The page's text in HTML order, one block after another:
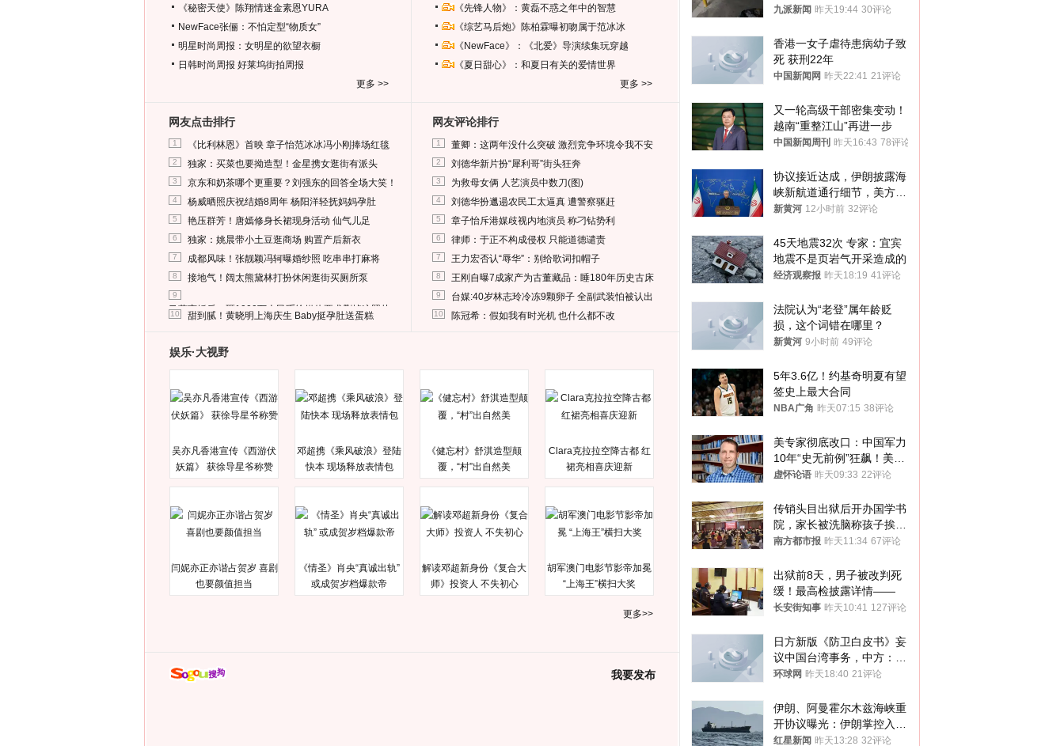
《秘密天使》陈翔情迷金素恩YURA
NewFace张俪：不怕定型“物质女”
明星时尚周报：女明星的欲望衣橱
日韩时尚周报 好莱坞街拍周报
更多 >>
《先锋人物》：黄磊不惑之年中的智慧
《综艺马后炮》陈柏霖曝初吻属于范冰冰
《NewFace》：《北爱》导演续集玩穿越
《夏日甜心》：和夏日有关的爱情世界
更多 >>
网友点击排行
1 《比利林恩》首映 章子怡范冰冰冯小刚捧场红毯
2 独家：买菜也要拗造型！金星携女逛街有派头
3 京东和奶茶哪个更重要？刘强东的回答全场大笑！
4 杨威晒照庆祝结婚8周年 杨阳洋轻抚妈妈孕肚
5 艳压群芳！唐嫣修身长裙现身活动 仙气儿足
6 独家：姚晨带小土豆逛商场 购置产后新衣
7 成都风味！张靓颖冯轲曝婚纱照 吃串串打麻将
8 接地气！阔太熊黛林打扮休闲逛街买厕所泵
9
马蓉离婚后，砸1000万人民币给媒体要求删掉这照片
10 甜到腻！黄晓明上海庆生 Baby挺孕肚送蛋糕
网友评论排行
1 董卿：这两年没什么突破 激烈竞争环境令我不安
2 刘德华新片扮“犀利哥”街头狂奔
3 为救母女俩 人艺演员中数刀(图)
4 刘德华扮邋遢农民工太逼真 遭警察驱赶
5 章子怡斥港媒歧视内地演员 称刁钻势利
6 律师：于正不构成侵权 只能道德谴责
7 王力宏否认“辱华”：别给歌词扣帽子
8 王刚自曝7成家产为古董藏品：睡180年历史古床
9 台媒:40岁林志玲冷冻9颗卵子 全副武装怕被认出
10 陈冠希：假如我有时光机 也什么都不改
娱乐·大视野
吴亦凡香港宣传《西游伏
妖篇》 获徐导星爷称赞
邓超携《乘风破浪》登陆
快本 现场释放表情包
《健忘村》舒淇造型颠
覆，“村”出自然美
Clara克拉拉空降古都 红
裙亮相喜庆迎新
闫妮亦正亦谐占贺岁 喜剧
也要颜值担当
《情圣》肖央“真诚出轨”
或成贺岁档爆款帝
解读邓超新身份《复合大
师》投资人 不失初心
胡军澳门电影节影帝加冕
“上海王”横扫大奖
更多>>
我要发布
建议装护栏，也会影响自身
九派新闻 昨天19:44 30评论
香港一女子虐待患病幼子致
死 获刑22年
中国新闻网 昨天22:41 21评论
又一轮高级干部密集变动！
越南“重整江山”再进一步
中国新闻周刊 昨天16:43 78评论
协议接近达成，伊朗披露海
峡新航道通行细节，美方再
提“倒计时”
新黄河 12小时前 32评论
45天地震32次 专家：宜宾
地震不是页岩气开采造成的
经济观察报 昨天18:19 41评论
法院认为“老登”属年龄贬
损，这个词错在哪里？
新黄河 9小时前 49评论
5年3.6亿！约基奇明夏有望
签史上最大合同
NBA广角 昨天07:15 38评论
美专家彻底改口：中国军力
10年“史无前例”狂飙！美军
真慌了
虚怀论语 昨天09:33 22评论
传销头目出狱后开办国学书
院，家长被洗脑称孩子挨打
才有效果
南方都市报 昨天11:34 67评论
出狱前8天，男子被改判死
缓！最高检披露详情——
长安街知事 昨天10:41 127评论
日方新版《防卫白皮书》妄
议中国台湾事务，中方：强
烈不满、坚决反对，已向日
环球网 昨天18:40 21评论
伊朗、阿曼霍尔木兹海峡重
开协议曝光：伊朗掌控入湾
航道，与阿曼平分“服务费”
红星新闻 昨天13:28 32评论